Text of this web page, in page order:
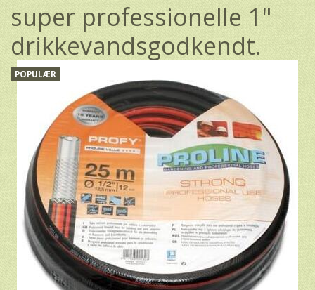
super professionelle 1"
drikkevandsgodkendt.
POPULÆR